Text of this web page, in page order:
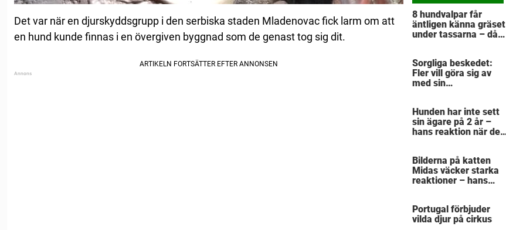
Det var när en djurskyddsgrupp i den serbiska staden Mladenovac fick larm om att
en hund kunde finnas i en övergiven byggnad som de genast tog sig dit.
8 hundvalpar får
äntligen känna gräset
under tassarna – då
Sorgliga beskedet:
Fler vill göra sig av
med sin
Hunden har inte sett
sin ägare på 2 år –
hans reaktion när de
Bilderna på katten
Midas väcker starka
reaktioner – hans
Portugal förbjuder
vilda djur på cirkus